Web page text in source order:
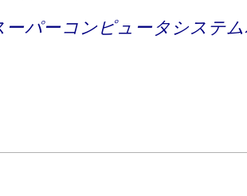
ーパーコンピュータシステ